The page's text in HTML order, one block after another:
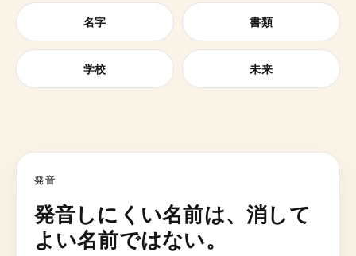
名字 書類
学校 未来
発音
発音しにくい名前は、消して
よい名前ではない。